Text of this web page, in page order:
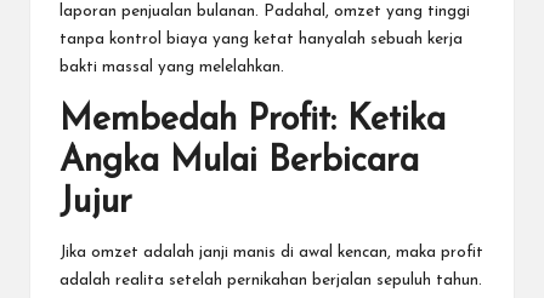
laporan penjualan bulanan. Padahal, omzet yang tinggi
tanpa kontrol biaya yang ketat hanyalah sebuah kerja
bakti massal yang melelahkan.
Membedah Profit: Ketika
Angka Mulai Berbicara
Jujur
Jika omzet adalah janji manis di awal kencan, maka profit
adalah realita setelah pernikahan berjalan sepuluh tahun.